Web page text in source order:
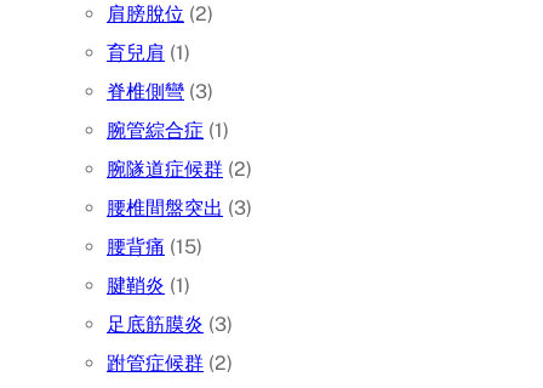
肩膀脫位 (2)
育兒肩 (1)
脊椎側彎 (3)
腕管綜合症 (1)
腕隧道症候群 (2)
腰椎間盤突出 (3)
腰背痛 (15)
腱鞘炎 (1)
足底筋膜炎 (3)
跗管症候群 (2)